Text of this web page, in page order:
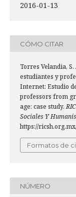
2016-01-13
CÓMO CITAR
Torres Velandia,
estudiantes y
Internet: Estudio
professors from
age: case study.
Sociales Y
https://
Formatos de
NÚMERO